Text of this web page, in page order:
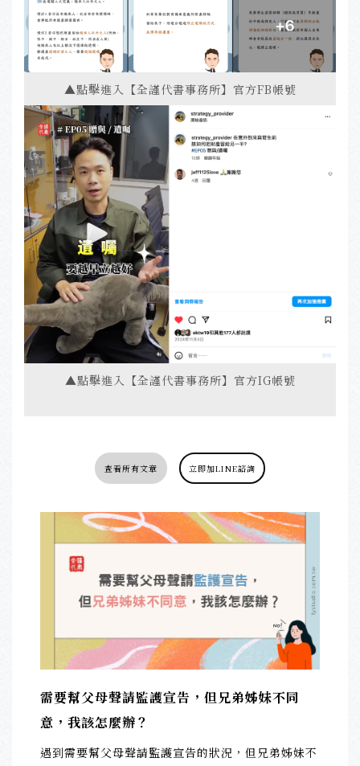
▲點擊進入【全謹代書事務所】官方FB帳號
▲點擊進入【全謹代書事務所】官方IG帳號
查看所有文章 立即加LINE諮詢
需要幫父母聲請監護宣告，但兄弟姊妹不同
意，我該怎麼辦？
遇到需要幫父母聲請監護宣告的狀況，但兄弟姊妹不